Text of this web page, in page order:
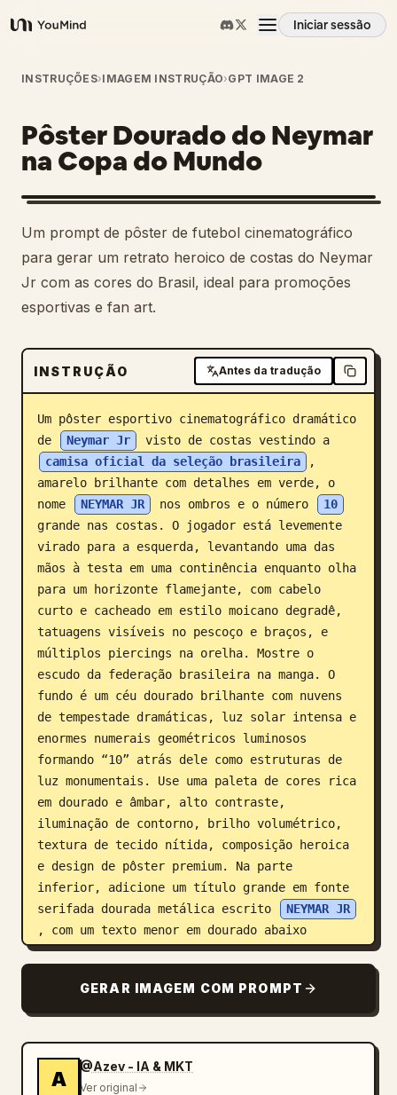
YouMind
Iniciar sessão
Visão geral
Casos de uso
Habilidades
Prompts
Preços
Transferir
Blogue
Atualizações
INSTRUÇÕES›IMAGEM INSTRUÇÃO›GPT IMAGE 2
Pôster Dourado do Neymar
na Copa do Mundo
Um prompt de pôster de futebol cinematográfico
para gerar um retrato heroico de costas do Neymar
Jr com as cores do Brasil, ideal para promoções
esportivas e fan art.
INSTRUÇÃO Antes da tradução
Um pôster esportivo cinematográfico dramático
de
Neymar Jr
visto de costas vestindo a
camisa oficial da seleção brasileira
,
amarelo brilhante com detalhes em verde, o
nome
NEYMAR JR nos ombros e o número
10
grande nas costas. O jogador está levemente
virado para a esquerda, levantando uma das
mãos à testa em uma continência enquanto olha
para um horizonte flamejante, com cabelo
curto e cacheado em estilo moicano degradê,
tatuagens visíveis no pescoço e braços, e
múltiplos piercings na orelha. Mostre o
escudo da federação brasileira na manga. O
fundo é um céu dourado brilhante com nuvens
de tempestade dramáticas, luz solar intensa e
enormes numerais geométricos luminosos
formando “10” atrás dele como estruturas de
luz monumentais. Use uma paleta de cores rica
em dourado e âmbar, alto contraste,
iluminação de contorno, brilho volumétrico,
textura de tecido nítida, composição heroica
e design de pôster premium. Na parte
inferior, adicione um título grande em fonte
serifada dourada metálica escrito
NEYMAR JR
, com um texto menor em dourado abaixo
escrito “2026” e “COPA DO MUNDO”,
da Copa do Mundo.
GERAR IMAGEM COM PROMPT
A
@Azev - IA & MKT
Ver original